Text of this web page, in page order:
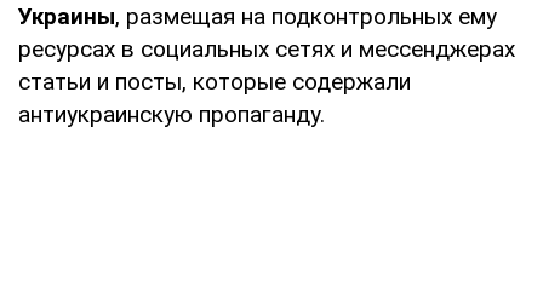
Украины, размещая на подконтрольных ему
ресурсах в социальных сетях и мессенджерах
статьи и посты, которые содержали
антиукраинскую пропаганду.